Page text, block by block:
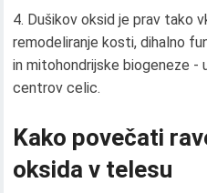
Dušikov oksid je prav tako
remodeliranje kosti, dihalno
in mitohondrijske biogeneze -
centrov celic.
Kako povečati
oksida v telesu